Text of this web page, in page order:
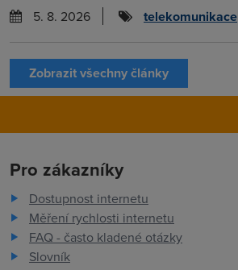
5. 8. 2026
telekomunikace
Zobrazit všechny články
Pro zákazníky
Dostupnost internetu
Měření rychlosti internetu
FAQ - často kladené otázky
Slovník